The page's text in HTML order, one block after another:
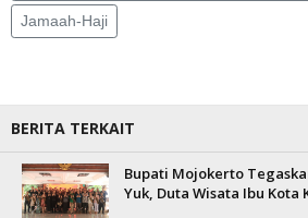
Jamaah-Haji
BERITA TERKAIT
Bupati Mojokerto
Yuk, Duta Wisata Ibu